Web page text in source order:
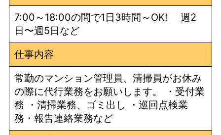
7:00～18:00の間で1日3時間～OK! 週2
日〜週5日など
仕事内容
常勤のマンション管理員、清掃員がお休み
の際に代行業務をお願いします。 ・受付業
務 ・清掃業務、ゴミ出し ・巡回点検業
務・報告連絡業務など